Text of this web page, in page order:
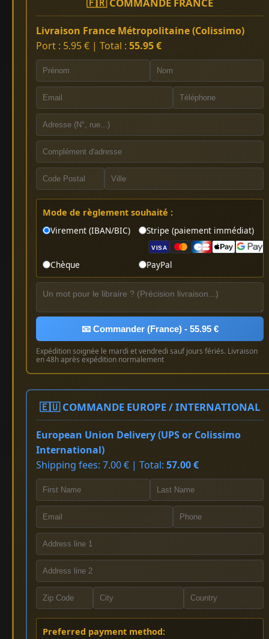
Livraison France Métropolitaine (Colissimo)
Port : 5.95 € | Total : 55.95 €
Mode de règlement souhaité :
Virement (IBAN/BIC)
Stripe (paiement immédiat)
VISA
Chèque PayPal
📧 Commander (France) - 55.95 €
Expédition soignée le mardi et vendredi sauf jours fériés. Livraison
en 48h après expédition normalement
🇪🇺 COMMANDE EUROPE / INTERNATIONAL
European Union Delivery (UPS or Colissimo
International)
Shipping fees: 7.00 € | Total: 57.00 €
Preferred payment method: